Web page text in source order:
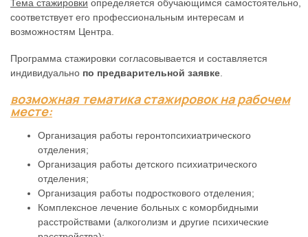
Тема стажировки определяется обучающимся самостоятельно,
соответствует его профессиональным интересам и
возможностям Центра.
Программа стажировки согласовывается и составляется
индивидуально по предварительной заявке
возможная тематика стажировок на рабочем
месте:
Организация работы геронтопсихиатрического
отделения;
Организация работы детского психиатрического
отделения;
Организация работы подросткового отделения;
Комплексное лечение больных с коморбидными
расстройствами (алкоголизм и другие психические